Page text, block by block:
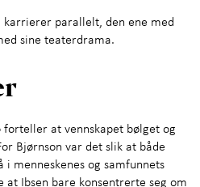
læring
karrierer parallelt, den ene med
sine teaterdrama.
at vennskapet bølget og
Bjørnson var det slik at både
menneskenes og samfunnets
Ibsen bare konsentrerte seg om